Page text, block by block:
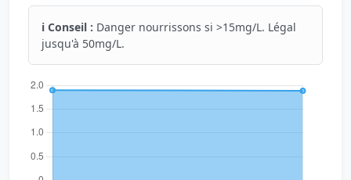
ℹ️ Conseil : Danger nourrissons si >15mg/L. Légal
jusqu'à 50mg/L.